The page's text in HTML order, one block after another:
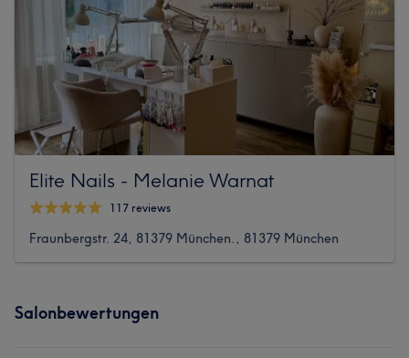
Elite Nails - Melanie Warnat
117 reviews
Fraunbergstr. 24, 81379 München., 81379 München
Salonbewertungen